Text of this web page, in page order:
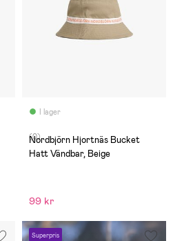
I lager
(0)
Nordbjörn Hjortnäs Bucket
Hatt Vändbar, Beige
99 kr
Superpris